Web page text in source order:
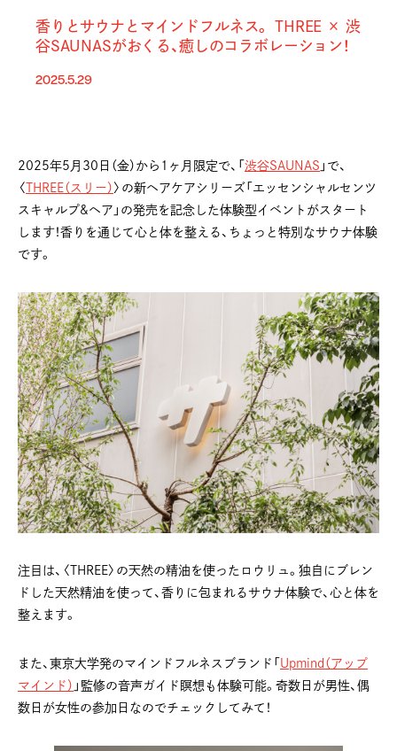
香りとサウナとマインドフルネス。 THREE × 渋
谷SAUNASがおくる、癒しのコラボレーション！
2025.5.29
2025年5月30日（金）から1ヶ月限定で、「 渋谷SAUNAS 」で、
〈
THREE（スリー） 〉の新ヘアケアシリーズ「エッセンシャルセンツ
スキャルプ&ヘア」の発売を記念した体験型イベントがスタート
します！香りを通じて心と体を整える、ちょっと特別なサウナ体験
です。
注目は、〈THREE〉の天然の精油を使ったロウリュ。独自にブレン
ドした天然精油を使って、香りに包まれるサウナ体験で、心と体を
整えます。
また、東京大学発のマインドフルネスブランド「 Upmind（アップ
マインド） 」監修の音声ガイド瞑想も体験可能。奇数日が男性、偶
数日が女性の参加日なのでチェックしてみて！